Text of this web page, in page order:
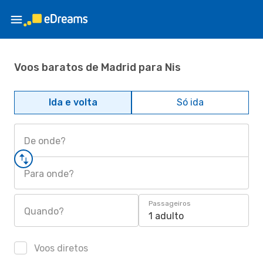
Voos baratos de Madrid para Nis
Ida e volta Só ida
De onde?
Para onde?
Quando?
Passageiros
1 adulto
Voos diretos